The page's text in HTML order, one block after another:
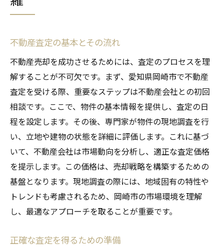
不動産査定の基本とその流れ
不動産売却を成功させるためには、査定のプロセスを理
解することが不可欠です。まず、愛知県岡崎市で不動産
査定を受ける際、重要なステップは不動産会社との初回
相談です。ここで、物件の基本情報を提供し、査定の日
程を設定します。その後、専門家が物件の現地調査を行
い、立地や建物の状態を詳細に評価します。これに基づ
いて、不動産会社は市場動向を分析し、適正な査定価格
を提示します。この価格は、売却戦略を構築するための
基盤となります。現地調査の際には、地域固有の特性や
トレンドも考慮されるため、岡崎市の市場環境を理解
し、最適なアプローチを取ることが重要です。
正確な査定を得るための準備